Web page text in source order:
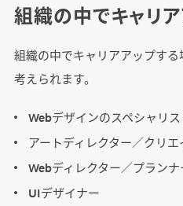
組織の中でキャリ
組織の中でキャリアアップす
考えられます。
Webデザインのスペシャリス
アートディレクター／クリ
Webディレクター／プランナ
UIデザイナー